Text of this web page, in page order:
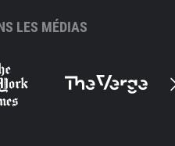
LES MÉDIAS